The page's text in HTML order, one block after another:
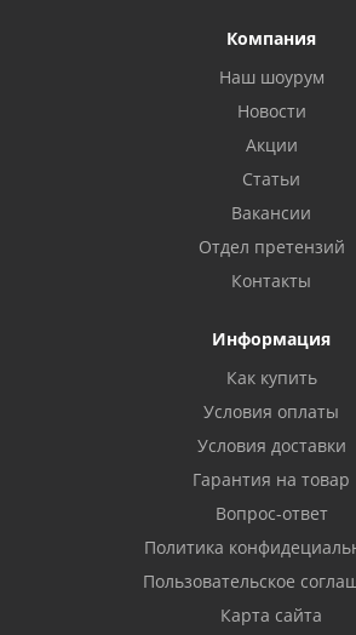
Компания
Наш шоурум
Новости
Акции
Статьи
Вакансии
Отдел претензий
Контакты
Информация
Как купить
Условия оплаты
Условия доставки
Гарантия на товар
Вопрос-ответ
Политика
Пользовательское
Карта сайта